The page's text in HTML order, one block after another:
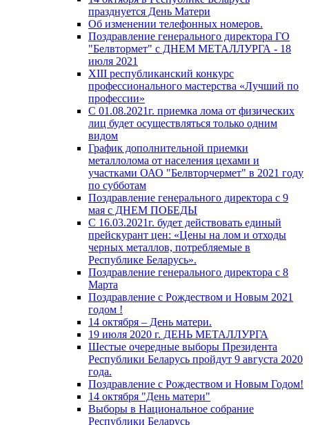
празднуется День Матери
Об изменении телефонных номеров.
Поздравление генерального директора ГО
"Белвтормет" с ДНЕМ МЕТАЛЛУРГА - 18
июля 2021
XIII республиканский конкурс
профессионального мастерства «Лучший по
профессии»
С 01.08.2021г. приемка лома от физических
лиц будет осуществляться только одним
видом
График дополнительной приемки
металлолома от населения цехами и
участками ОАО "Белвторчермет" в 2021 году
по субботам
Поздравление генерального директора с 9
мая с ДНЕМ ПОБЕДЫ
С 16.03.2021г. будет действовать единый
прейскурант цен: «Цены на лом и отходы
черных металлов, потребляемые в
Республике Беларусь».
Поздравление генерального директора с 8
Марта
Поздравление с Рождеством и Новым 2021
годом !
14 октября – День матери.
19 июля 2020 г. ДЕНЬ МЕТАЛЛУРГА
Шестые очередные выборы Президента
Республики Беларусь пройдут 9 августа 2020
года.
Поздравление с Рождеством и Новым Годом!
14 октября "День матери"
Выборы в Национальное собрание
Республики Беларусь